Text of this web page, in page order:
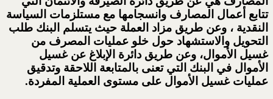
تتابع أعمال المصارف وانسجامها مع مستلزمات السياسة
النقدية ، وعن طريق مزاد العملة حيث يتسلم البنك طلب
التحويل والاستشهاد حول خلو عمليات المصرف من
غسيل الأموال، وعن طريق دائرة الإبلاغ عن غسيل
الأموال في البنك التي تعنى بالمتابعة اللاحقة وتدقيق
عمليات غسيل الأموال على مستوى العملية المفردة.